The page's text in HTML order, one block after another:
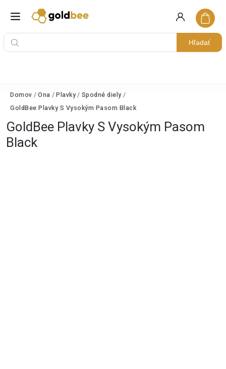
Hľadať
Domov / Ona / Plavky / Spodné diely /
GoldBee Plavky S Vysokým Pasom Black
GoldBee Plavky S Vysokým Pasom
Black